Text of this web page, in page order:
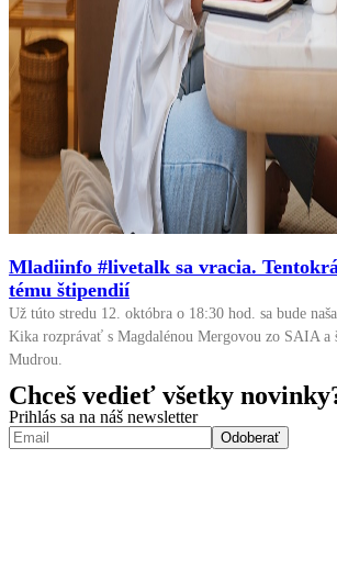
Mladiinfo #livetalk sa vracia.
tému štipendií
Už túto stredu 12. októbra o 18:30 hod. sa bude
Kika rozprávať s Magdalénou Mergovou zo SAIA a
Mudrou.
Chceš vedieť všetky
Prihlás sa na náš newsletter